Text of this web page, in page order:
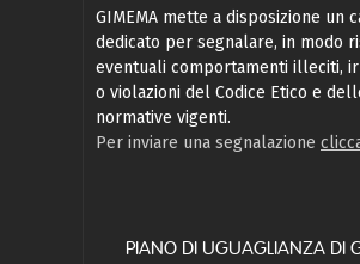
GIMEMA mette a disposizione un
dedicato per segnalare, in modo
eventuali comportamenti illeciti,
o violazioni del Codice Etico e
normative vigenti.
Per inviare una segnalazione
PIANO DI UGUAGLIANZA DI